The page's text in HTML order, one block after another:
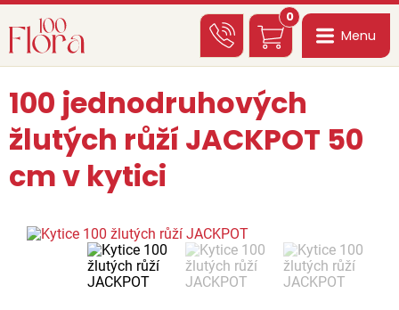
0
Menu
100 jednodruhových
žlutých růží JACKPOT 50
cm v kytici